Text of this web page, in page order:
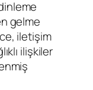
gelme
iletişim
ilişkiler